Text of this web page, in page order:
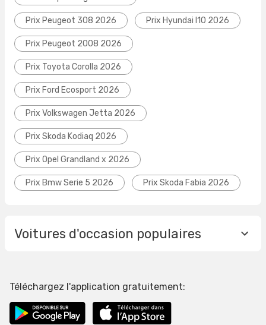
Prix Peugeot 308 2026 Prix Hyundai I10 2026
Prix Peugeot 2008 2026
Prix Toyota Corolla 2026
Prix Ford Ecosport 2026
Prix Volkswagen Jetta 2026
Prix Skoda Kodiaq 2026
Prix Opel Grandland x 2026
Prix Bmw Serie 5 2026 Prix Skoda Fabia 2026
Voitures d'occasion populaires
Téléchargez l'application gratuitement: